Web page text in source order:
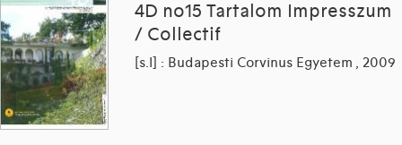
4D no15 Tartalom Impresszum
/ Collectif
[s.l] : Budapesti Corvinus Egyetem , 2009